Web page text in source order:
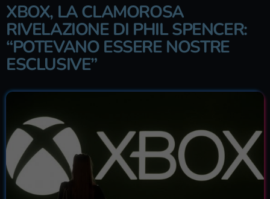
XBOX, LA CLAMOROSA
RIVELAZIONE DI PHIL SPENCER:
“POTEVANO ESSERE NOSTRE
ESCLUSIVE”